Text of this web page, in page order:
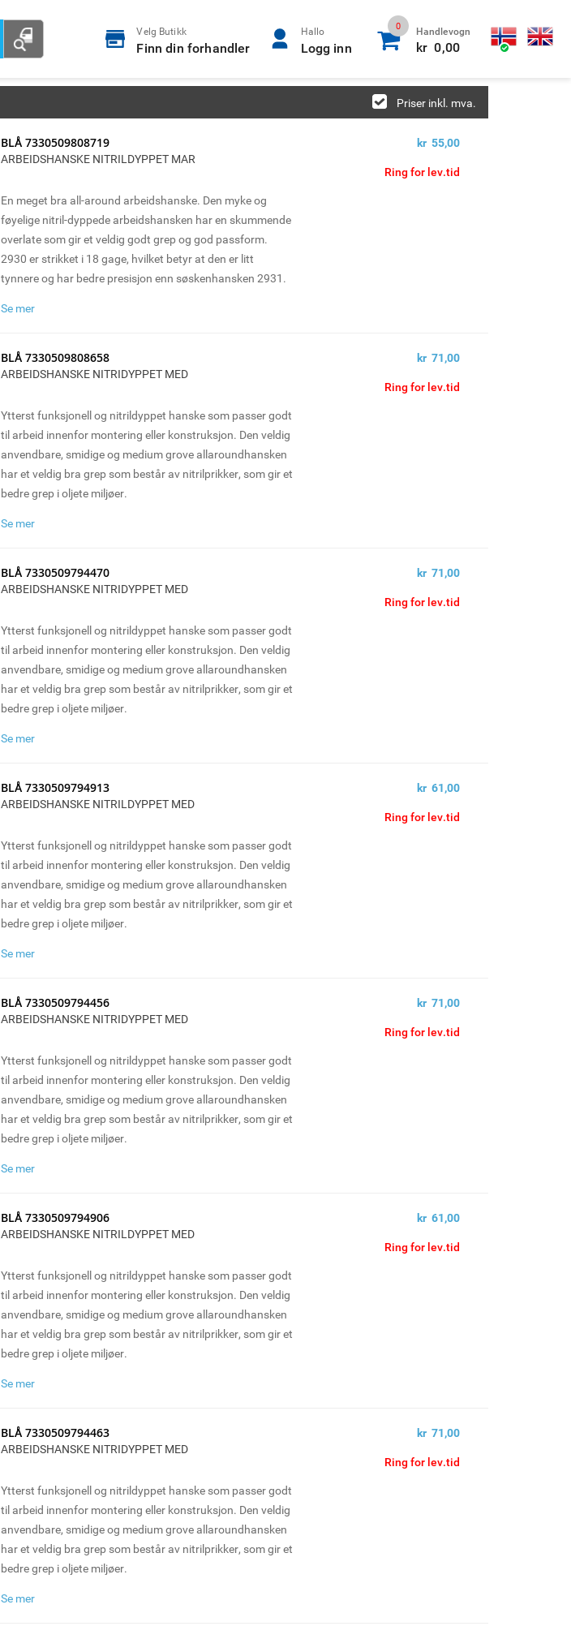
Velg Butikk
Finn din forhandler
Hallo
Logg inn
0 0
Handlevogn
kr 0,00
Priser inkl. mva.
BLÅ 7330509808719
ARBEIDSHANSKE NITRILDYPPET MAR
kr 55,00
Ring for lev.tid
En meget bra all-around arbeidshanske. Den myke og
føyelige nitril-dyppede arbeidshansken har en skummende
overlate som gir et veldig godt grep og god passform.
2930 er strikket i 18 gage, hvilket betyr at den er litt
tynnere og har bedre presisjon enn søskenhansken 2931.
oppgaver der det kreves finmotorikk. Selges i 12-pk.
Se mer
BLÅ 7330509808658
ARBEIDSHANSKE NITRIDYPPET MED
kr 71,00
Ring for lev.tid
Ytterst funksjonell og nitrildyppet hanske som passer godt
til arbeid innenfor montering eller konstruksjon. Den veldig
anvendbare, smidige og medium grove allaroundhansken
har et veldig bra grep som består av nitrilprikker, som gir et
bedre grep i oljete miljøer.
Se mer
BLÅ 7330509794470
ARBEIDSHANSKE NITRIDYPPET MED
kr 71,00
Ring for lev.tid
Ytterst funksjonell og nitrildyppet hanske som passer godt
til arbeid innenfor montering eller konstruksjon. Den veldig
anvendbare, smidige og medium grove allaroundhansken
har et veldig bra grep som består av nitrilprikker, som gir et
bedre grep i oljete miljøer.
Se mer
BLÅ 7330509794913
ARBEIDSHANSKE NITRILDYPPET MED
kr 61,00
Ring for lev.tid
Ytterst funksjonell og nitrildyppet hanske som passer godt
til arbeid innenfor montering eller konstruksjon. Den veldig
anvendbare, smidige og medium grove allaroundhansken
har et veldig bra grep som består av nitrilprikker, som gir et
bedre grep i oljete miljøer.
Se mer
BLÅ 7330509794456
ARBEIDSHANSKE NITRIDYPPET MED
kr 71,00
Ring for lev.tid
Ytterst funksjonell og nitrildyppet hanske som passer godt
til arbeid innenfor montering eller konstruksjon. Den veldig
anvendbare, smidige og medium grove allaroundhansken
har et veldig bra grep som består av nitrilprikker, som gir et
bedre grep i oljete miljøer.
Se mer
BLÅ 7330509794906
ARBEIDSHANSKE NITRILDYPPET MED
kr 61,00
Ring for lev.tid
Ytterst funksjonell og nitrildyppet hanske som passer godt
til arbeid innenfor montering eller konstruksjon. Den veldig
anvendbare, smidige og medium grove allaroundhansken
har et veldig bra grep som består av nitrilprikker, som gir et
bedre grep i oljete miljøer.
Se mer
BLÅ 7330509794463
ARBEIDSHANSKE NITRIDYPPET MED
kr 71,00
Ring for lev.tid
Ytterst funksjonell og nitrildyppet hanske som passer godt
til arbeid innenfor montering eller konstruksjon. Den veldig
anvendbare, smidige og medium grove allaroundhansken
har et veldig bra grep som består av nitrilprikker, som gir et
bedre grep i oljete miljøer.
Se mer